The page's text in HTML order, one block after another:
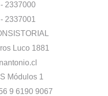
2337000
2337001
Luco 1881
Módulos 1
9 6190 9067